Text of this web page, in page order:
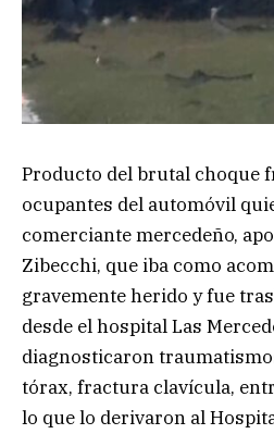
Producto del brutal choque
ocupantes del automóvil
comerciante mercedeño,
Zibecchi, que iba como
gravemente herido y fue
desde el hospital Las
diagnosticaron
tórax, fractura clavícula,
lo que lo derivaron al